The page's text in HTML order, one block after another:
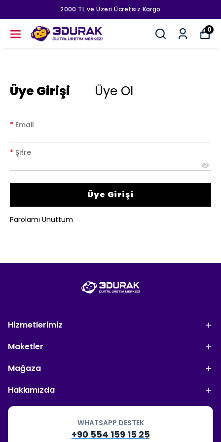
2000 TL ve Üzeri Ücretsiz Kargo
0
Üye Girişi Üye Ol
* Email
* Şifre
Üye Girişi
Parolamı Unuttum
Hizmetlerimiz
Maketler
Mağaza
Hakkımızda
WHATSAPP DESTEK
+90 554 159 15 25